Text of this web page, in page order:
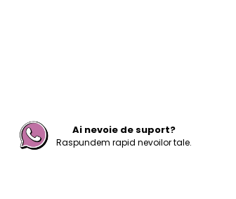
Ai nevoie de suport?
Raspundem rapid nevoilor tale.